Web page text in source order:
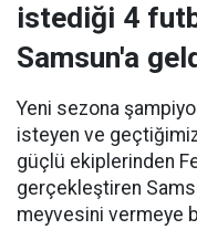
istediği 4
Samsun'a
Yeni sezona
isteyen ve
güçlü ekiplerinden
gerçekleştiren
meyvesini vermeye